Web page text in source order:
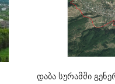
დაბა სურამში